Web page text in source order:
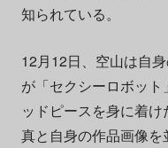
知られている。
12月12日、空山は自身
が「セクシーロボッ
ッドピースを身に着
真と自身の作品画像